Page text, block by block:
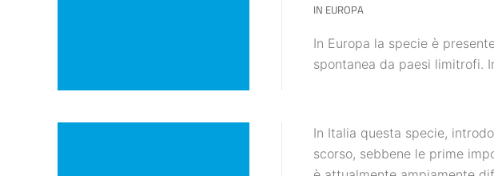
IN EUROPA
In Europa la specie è
spontanea da paesi limitrofi.
In Italia questa specie,
scorso, sebbene le prime